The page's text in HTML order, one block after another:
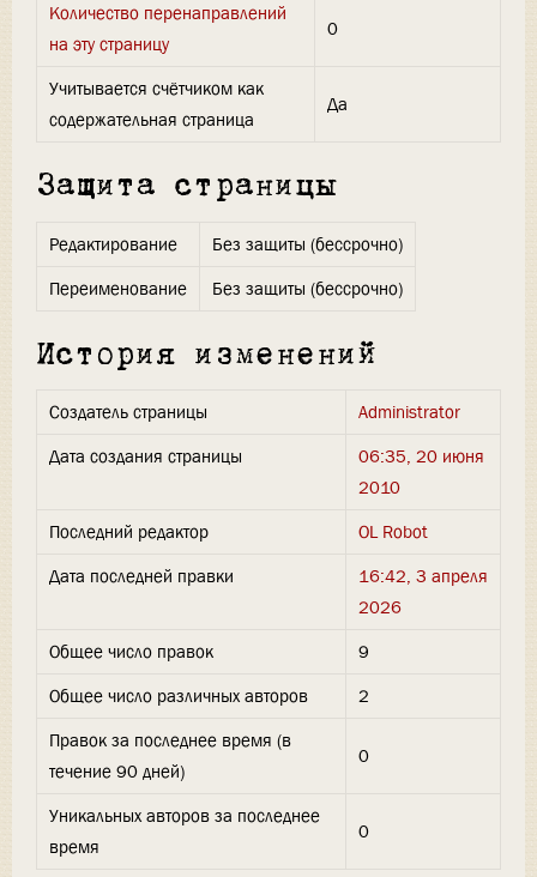
Количество перенаправлений
на эту страницу
0
Учитывается счётчиком как
содержательная страница
Да
Защита страницы
Редактирование
Без защиты (бессрочно)
Переименование
Без защиты (бессрочно)
История изменений
Создатель страницы
Administrator
Дата создания страницы
06:35, 20 июня
2010
Последний редактор
OL Robot
Дата последней правки
16:42, 3 апреля
2026
Общее число правок
9
Общее число различных авторов
2
Правок за последнее время (в
течение 90 дней)
0
Уникальных авторов за последнее
время
0